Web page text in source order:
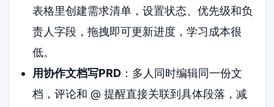
表格里创建需求清单，设置状态、优先级和负
责人字段，拖拽即可更新进度，学习成本很
低。
用协作文档写PRD：多人同时编辑同一份文
档，评论和 @ 提醒直接关联到具体段落，减